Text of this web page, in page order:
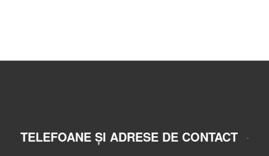
TELEFOANE ȘI ADRESE DE CONTACT